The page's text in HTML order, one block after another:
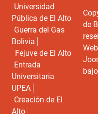
Universidad
Pública de El Alto
Guerra del Gas
Bolivia
Fejuve de El Alto
Entrada
Universitaria
UPEA
Creación de El
Alto
de